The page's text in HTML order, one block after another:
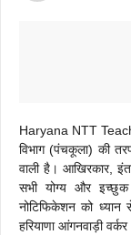
Haryana NTT
विभाग (पंचकूला) की
वाली है। आखिरकार,
सभी योग्य और इच्छुक
नोटिफिकेशन को
हरियाणा आंगनवाड़ी